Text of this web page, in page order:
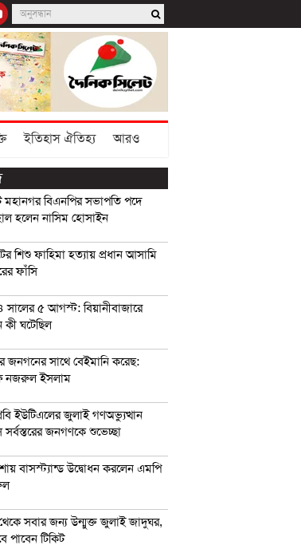
ইতিহাস ঐতিহ্য আরও
মহানগর বিএনপির সভাপতি পদে
হলেন নাসিম হোসাইন
শিশু ফাহিমা হত্যায় প্রধান আসামি
ফাঁসি
৫ আগস্ট: বিয়ানীবাজারে
কী ঘটেছিল
জনগনের সাথে বেইমানি করেছ:
নজরুল ইসলাম
ইউটিএলের জুলাই গণঅভ্যুত্থান
সর্বস্তরের জনগণকে শুভেচ্ছা
বাসস্ট্যান্ড উদ্বোধন করলেন এমপি
সবার জন্য উন্মুক্ত জুলাই জাদুঘর,
পাবেন টিকিট